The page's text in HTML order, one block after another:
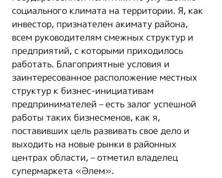
социального климата на территории. Я, как
инвестор, признателен акимату района,
всем руководителям смежных структур и
предприятий, с которыми приходилось
работать. Благоприятные условия и
заинтересованное расположение местных
структур к бизнес-инициативам
предпринимателей – есть залог успешной
работы таких бизнесменов, как я,
поставивших цель развивать свое дело и
выходить на новые рынки в районных
центрах области, – отметил владелец
супермаркета «Әлем».